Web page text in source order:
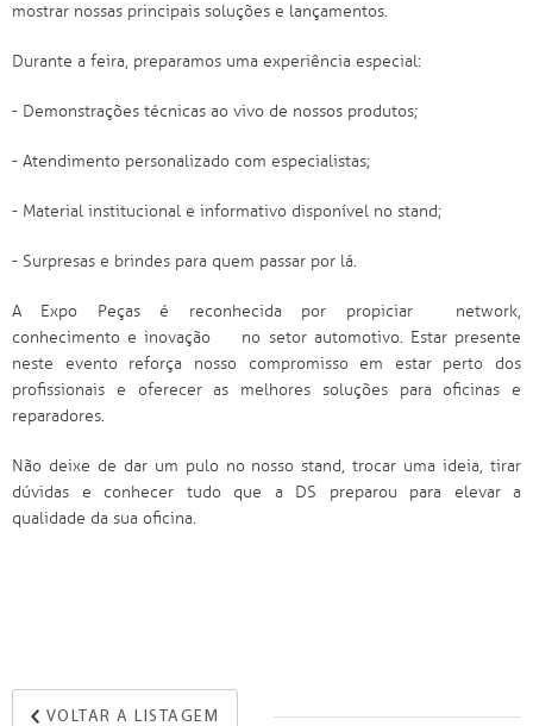
mostrar nossas principais soluções e lançamentos.
Durante a feira, preparamos uma experiência especial:
- Demonstrações técnicas ao vivo de nossos produtos;
- Atendimento personalizado com especialistas;
- Material institucional e informativo disponível no stand;
- Surpresas e brindes para quem passar por lá.
A Expo Peças é reconhecida por propiciar
network,
conhecimento e inovação
no setor automotivo. Estar presente
neste evento reforça nosso compromisso em estar perto dos
profissionais e oferecer as melhores soluções para oficinas e
reparadores.
Não deixe de dar um pulo no nosso stand, trocar uma ideia, tirar
dúvidas e conhecer tudo que a DS preparou para elevar a
qualidade da sua oficina.
VOLTAR A LISTAGEM